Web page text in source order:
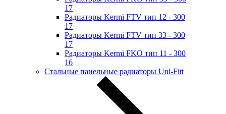
17
Радиаторы Kermi FTV тип 12 - 300
17
Радиаторы Kermi FTV тип 33 - 300
17
Радиаторы Kermi FKO тип 11 - 300
16
Стальные панельные радиаторы Uni-Fitt